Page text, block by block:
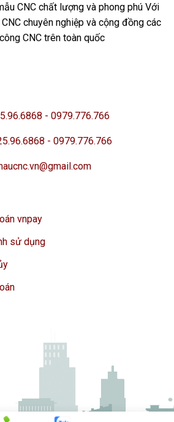
CNC chất lượng và phong phú Với
chuyên nghiệp và cộng đồng các
CNC trên toàn quốc
- 0979.776.766
- 0979.776.766
vnpay
sử dụng